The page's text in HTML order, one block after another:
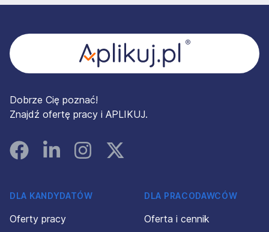
Dobrze Cię poznać!
Znajdź ofertę pracy i APLIKUJ.
FacebookLinked InInstagramInstagram
DLA KANDYDATÓW
Oferty pracy
DLA PRACODAWCÓW
Oferta i cennik